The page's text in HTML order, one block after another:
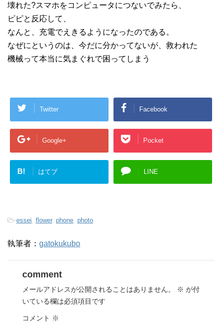
壊れた?スマホをコンピュータにつないでみたら、
ピピと反応して、
なんと、充電でえきるようになったのである。
なぜにというのは、今だに分かってないが、救われた
機械って本当に気まぐれで困ってしまう
Twitter Facebook
Google+ Pocket
B! はてブ LINE
-essei flower, phone photo
執筆者： gatokukubo
comment
メールアドレスが公開されることはありません。 ※ が付
いている欄は必須項目です
コメント ※